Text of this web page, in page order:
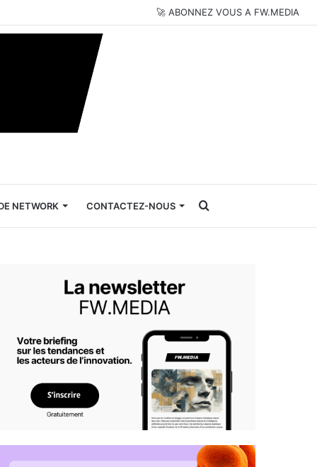
🚀 ABONNEZ VOUS A FW.MEDIA
NETWORK CONTACTEZ-NOUS Rechercher